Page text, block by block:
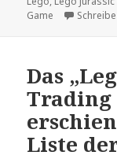
Game
Das
Trading
Liste